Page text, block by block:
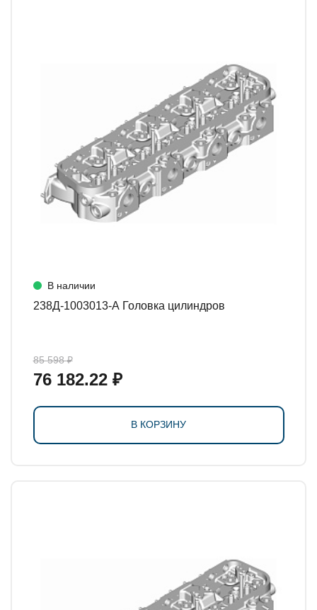
В наличии
238Д-1003013-А Головка цилиндров
85 598 ₽
76 182.22 ₽
В КОРЗИНУ